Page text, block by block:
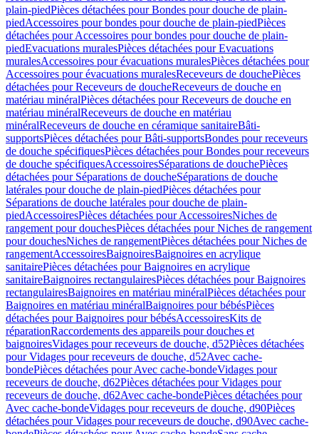
plain-piedPièces détachées pour Bondes pour douche de plain-
piedAccessoires pour bondes pour douche de plain-piedPièces
détachées pour Accessoires pour bondes pour douche de plain-
piedEvacuations muralesPièces détachées pour Evacuations
muralesAccessoires pour évacuations muralesPièces détachées pour
Accessoires pour évacuations muralesReceveurs de douchePièces
détachées pour Receveurs de doucheReceveurs de douche en
matériau minéralPièces détachées pour Receveurs de douche en
matériau minéralReceveurs de douche en matériau
minéralReceveurs de douche en céramique sanitaireBâti-
supportsPièces détachées pour Bâti-supportsBondes pour receveurs
de douche spécifiquesPièces détachées pour Bondes pour receveurs
de douche spécifiquesAccessoiresSéparations de douchePièces
détachées pour Séparations de doucheSéparations de douche
latérales pour douche de plain-piedPièces détachées pour
Séparations de douche latérales pour douche de plain-
piedAccessoiresPièces détachées pour AccessoiresNiches de
rangement pour douchesPièces détachées pour Niches de rangement
pour douchesNiches de rangementPièces détachées pour Niches de
rangementAccessoiresBaignoiresBaignoires en acrylique
sanitairePièces détachées pour Baignoires en acrylique
sanitaireBaignoires rectangulairesPièces détachées pour Baignoires
rectangulairesBaignoires en matériau minéralPièces détachées pour
Baignoires en matériau minéralBaignoires pour bébésPièces
détachées pour Baignoires pour bébésAccessoiresKits de
réparationRaccordements des appareils pour douches et
baignoiresVidages pour receveurs de douche, d52Pièces détachées
pour Vidages pour receveurs de douche, d52Avec cache-
bondePièces détachées pour Avec cache-bondeVidages pour
receveurs de douche, d62Pièces détachées pour Vidages pour
receveurs de douche, d62Avec cache-bondePièces détachées pour
Avec cache-bondeVidages pour receveurs de douche, d90Pièces
détachées pour Vidages pour receveurs de douche, d90Avec cache-